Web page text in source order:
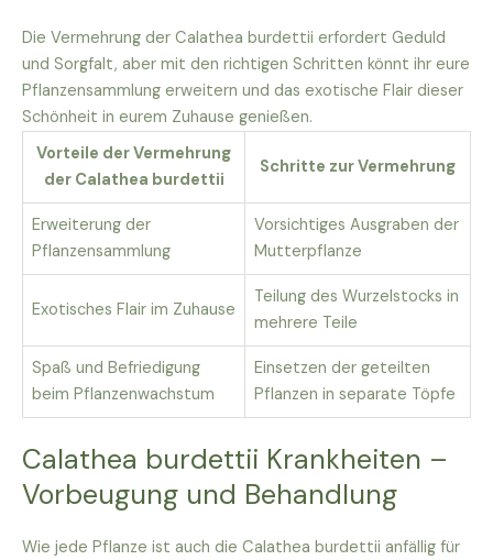
Die Vermehrung der Calathea burdettii erfordert Geduld
und Sorgfalt, aber mit den richtigen Schritten könnt ihr eure
Pflanzensammlung erweitern und das exotische Flair dieser
Schönheit in eurem Zuhause genießen.
Vorteile der Vermehrung
der Calathea burdettii
Schritte zur Vermehrung
Erweiterung der
Pflanzensammlung
Vorsichtiges Ausgraben der
Mutterpflanze
Exotisches Flair im Zuhause
Teilung des Wurzelstocks in
mehrere Teile
Spaß und Befriedigung
beim Pflanzenwachstum
Einsetzen der geteilten
Pflanzen in separate Töpfe
Calathea burdettii Krankheiten –
Vorbeugung und Behandlung
Wie jede Pflanze ist auch die Calathea burdettii anfällig für